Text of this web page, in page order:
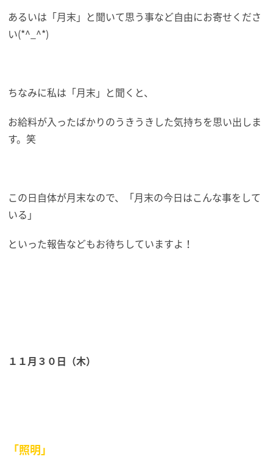
あるいは「月末」と聞いて思う事など自由にお寄せくださ
い(*^_^*)
ちなみに私は「月末」と聞くと、
お給料が入ったばかりのうきうきした気持ちを思い出しま
す。笑
この日自体が月末なので、「月末の今日はこんな事をして
いる」
といった報告などもお待ちしていますよ！
１１月３０日（木）
「照明」